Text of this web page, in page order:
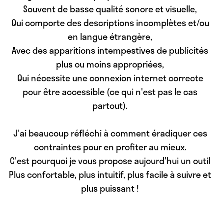
Souvent de basse qualité sonore et visuelle,
Qui comporte des descriptions incomplètes et/ou
en langue étrangère,
Avec des apparitions intempestives de publicités
plus ou moins appropriées,
Qui nécessite une connexion internet correcte
pour être accessible (ce qui n'est pas le cas
partout).
J'ai beaucoup réfléchi à commentéradiquer ces
contraintespour en profiter au mieux.
C'est pourquoi je vous propose aujourd'hui un outil
Plus confortable, plus intuitif, plus facile à suivre et
plus puissant !